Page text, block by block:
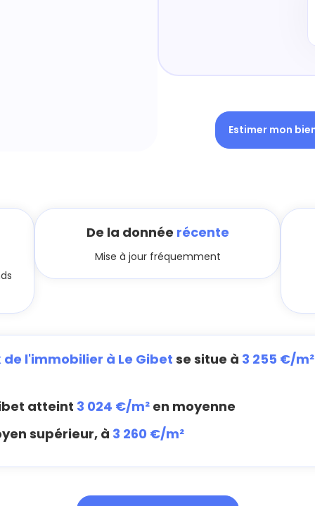
Estimer mon
De la donnée récente
Mise à jour fréquemment
de l'immobilier à Le Gibet se situe à 3 255 €/m²
atteint 3 024 €/m² en moyenne
supérieur, à 3 260 €/m²